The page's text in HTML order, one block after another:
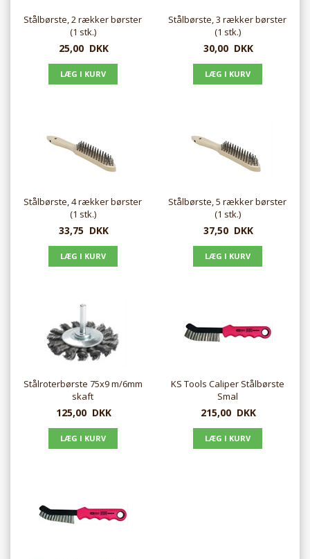
Stålbørste, 2 rækker børster
(1 stk.)
25,00 DKK
Stålbørste, 3 rækker børster
(1 stk.)
30,00 DKK
Stålbørste, 4 rækker børster
(1 stk.)
33,75 DKK
Stålbørste, 5 rækker børster
(1 stk.)
37,50 DKK
Stålroterbørste 75x9 m/6mm
skaft
125,00 DKK
KS Tools Caliper Stålbørste
Smal
215,00 DKK